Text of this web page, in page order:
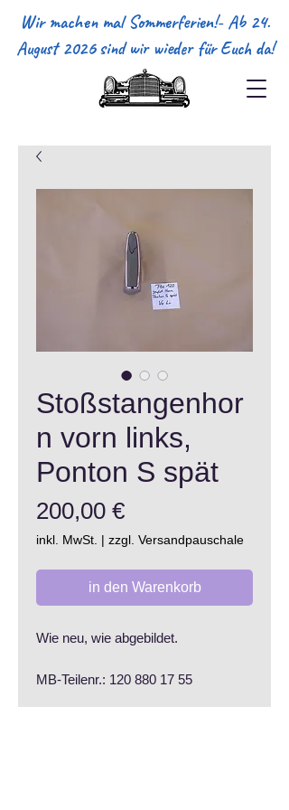
Wir machen mal Sommerferien!- Ab 24.
August 2026 sind wir wieder für Euch da!
Stoßstangenhor
n vorn links,
Ponton S spät
200,00 €Preis
inkl. MwSt. | zzgl. Versandpauschale
in den Warenkorb
Wie neu, wie abgebildet.
MB-Teilenr.: 120 880 17 55